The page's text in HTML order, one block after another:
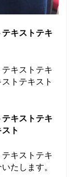
キストテキ
キストテキ
トテキスト
キストテキ
ト
キストテキ
たします。